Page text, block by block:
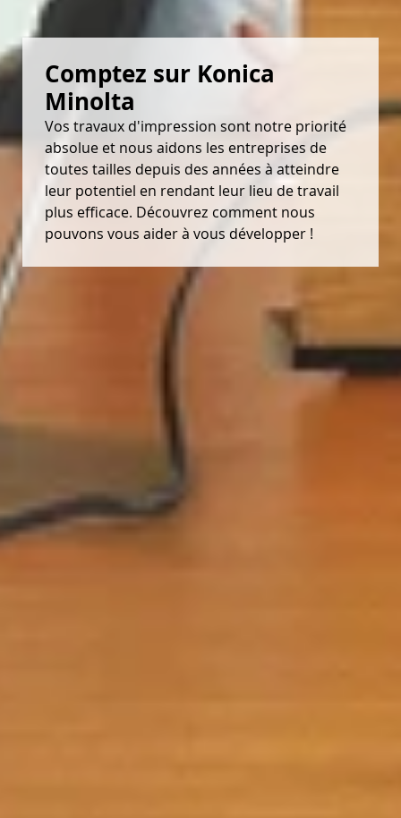
Comptez sur Konica
Minolta
Vos travaux d'impression sont notre priorité
absolue et nous aidons les entreprises de
toutes tailles depuis des années à atteindre
leur potentiel en rendant leur lieu de travail
plus efficace. Découvrez comment nous
pouvons vous aider à vous développer !